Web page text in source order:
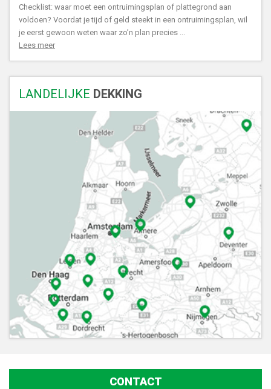
Checklist: waar moet een ontruimingsplan of plattegrond aan
voldoen? Voordat je tijd of geld steekt in een ontruimingsplan, wil
je eerst gewoon weten waar zo’n plan precies ...
Lees meer
LANDELIJKE DEKKING
CONTACT